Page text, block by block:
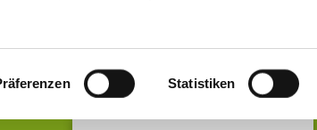
Statistiken